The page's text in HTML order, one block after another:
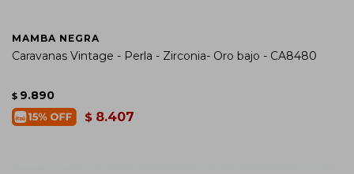
MAMBA NEGRA
Caravanas Vintage - Perla - Zirconia- Oro bajo - CA8480
$ 9.890
$ 8.407